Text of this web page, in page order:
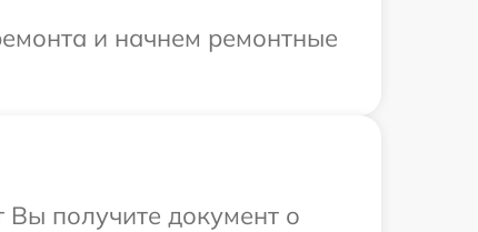
и начнем ремонтные
Вы получите документ о